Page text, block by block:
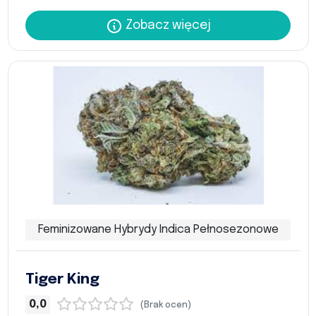
Zobacz więcej
Feminizowane Hybrydy Indica Pełnosezonowe
Tiger King
0,0 (Brak ocen)